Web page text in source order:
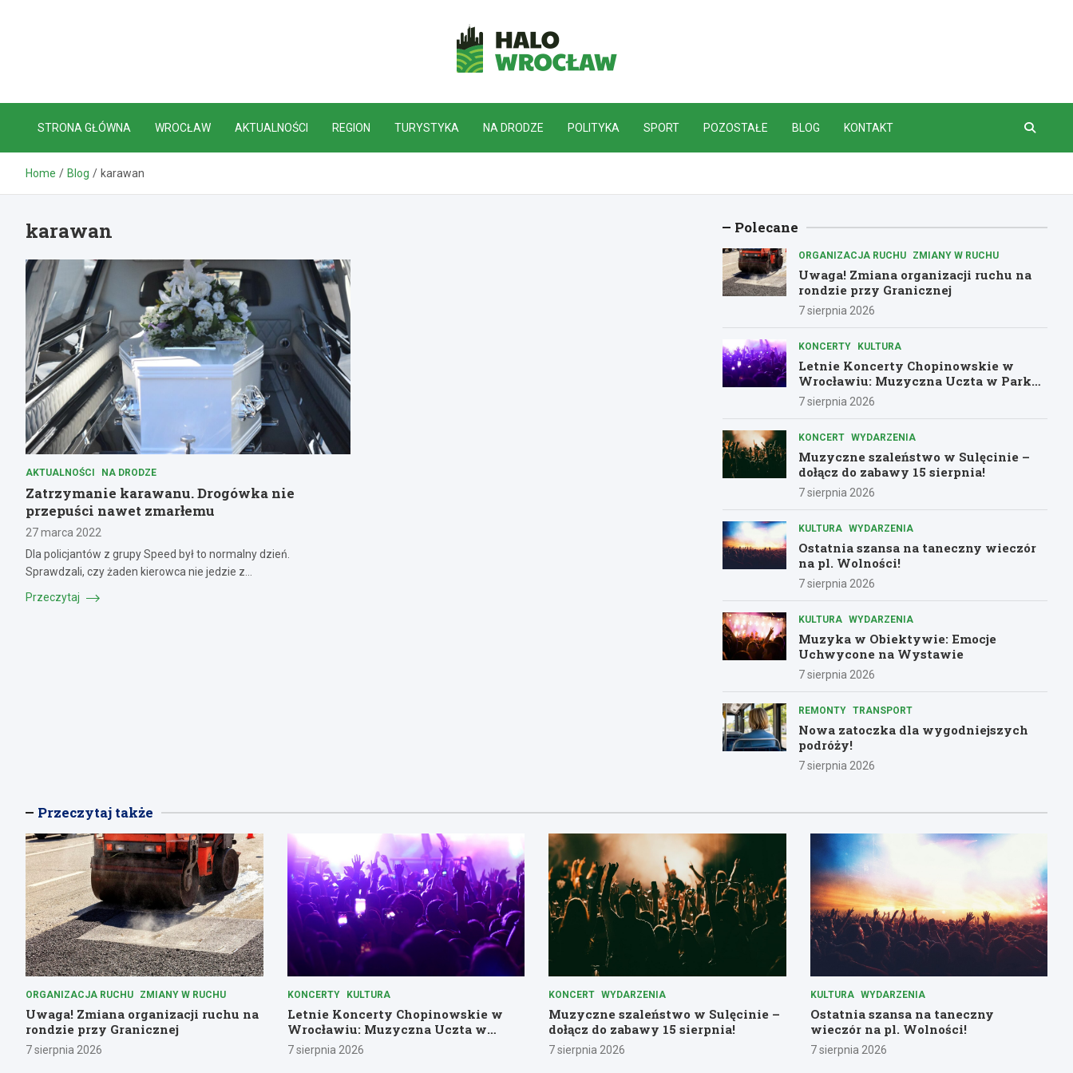
HaloWrocław.pl
STRONA GŁÓWNA WROCŁAW AKTUALNOŚCI REGION TURYSTYKA NA DRODZE POLITYKA SPORT POZOSTAŁE BLOG KONTAKT
Home Blog karawan
karawan
AKTUALNOŚCI NA DRODZE
Zatrzymanie karawanu. Drogówka nie
przepuści nawet zmarłemu
27 marca 2022
Dla policjantów z grupy Speed był to normalny dzień.
Sprawdzali, czy żaden kierowca nie jedzie z…
Przeczytaj
Polecane
ORGANIZACJA RUCHU ZMIANY W RUCHU
Uwaga! Zmiana organizacji ruchu na
rondzie przy Granicznej
7 sierpnia 2026
KONCERTY KULTURA
Letnie Koncerty Chopinowskie w
Wrocławiu: Muzyczna Uczta w Parku
Południowym!
7 sierpnia 2026
KONCERT WYDARZENIA
Muzyczne szaleństwo w Sulęcinie –
dołącz do zabawy 15 sierpnia!
7 sierpnia 2026
KULTURA WYDARZENIA
Ostatnia szansa na taneczny wieczór
na pl. Wolności!
7 sierpnia 2026
KULTURA WYDARZENIA
Muzyka w Obiektywie: Emocje
Uchwycone na Wystawie
7 sierpnia 2026
REMONTY TRANSPORT
Nowa zatoczka dla wygodniejszych
podróży!
7 sierpnia 2026
Przeczytaj także
ORGANIZACJA RUCHU ZMIANY W RUCHU
Uwaga! Zmiana organizacji ruchu na
rondzie przy Granicznej
7 sierpnia 2026
KONCERTY KULTURA
Letnie Koncerty Chopinowskie w
Wrocławiu: Muzyczna Uczta w
Parku Południowym!
7 sierpnia 2026
KONCERT WYDARZENIA
Muzyczne szaleństwo w Sulęcinie –
dołącz do zabawy 15 sierpnia!
7 sierpnia 2026
KULTURA WYDARZENIA
Ostatnia szansa na taneczny
wieczór na pl. Wolności!
7 sierpnia 2026